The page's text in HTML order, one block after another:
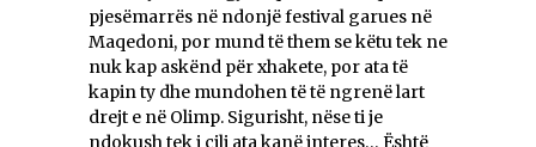
pjesëmarrës në ndonjë festival garues në
Maqedoni, por mund të them se këtu tek ne
nuk kap askënd për xhakete, por ata të
kapin ty dhe mundohen të të ngrenë lart
drejt e në Olimp. Sigurisht, nëse ti je